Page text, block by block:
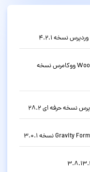
قالب فروشگاهی چندمنظوره وودمارت WoodMart ووکامرس نسخه